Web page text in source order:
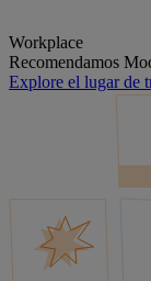
Workplace
Recomendamos
Explore el lugar de